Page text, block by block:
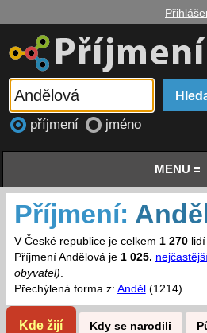
příjmení jméno
MENU ≡
Příjmení:
V České republice je celkem 1 270lidí
Příjmení Andělová je 1 025.
obyvatel).
Přechýlená forma z: Anděl (1214)
Kde žijí Kdy se narodili